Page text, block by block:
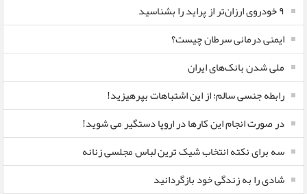
٩ خودروی ارزان‌تر از پراید را بشناسید
ایمنی درمانی سرطان چیست؟
ملی شدن بانک‌های ایران
رابطه جنسی سالم؛ از این اشتباهات بپرهیزید!
در صورت انجام این کارها در اروپا دستگیر می شوید!
سه برای نکته انتخاب شیک ترین لباس مجلسی زنانه
شادی را به زندگی خود بازگردانید